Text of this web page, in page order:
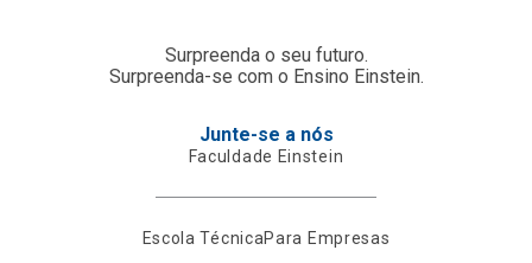
Surpreenda o seu futuro.
Surpreenda-se com o Ensino Einstein.
Junte-se a nós
Faculdade Einstein
Escola TécnicaPara Empresas